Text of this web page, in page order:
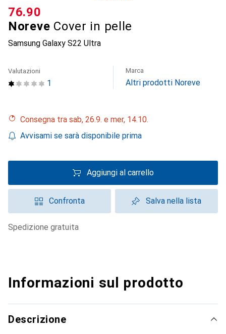
Noreve Cover in pelle
Samsung Galaxy S22 Ultra
CHF
76.90
1
Valutazioni Marca
Altri prodotti Noreve
Consegna tra sab, 26.9. e mer, 14.10.
Avvisami se sarà disponibile prima
Aggiungi al carrello
Confronta Salva nella lista
spedizione gratuita
Informazioni sul prodotto
Descrizione